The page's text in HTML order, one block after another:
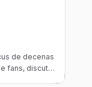
de decenas
fans, discute